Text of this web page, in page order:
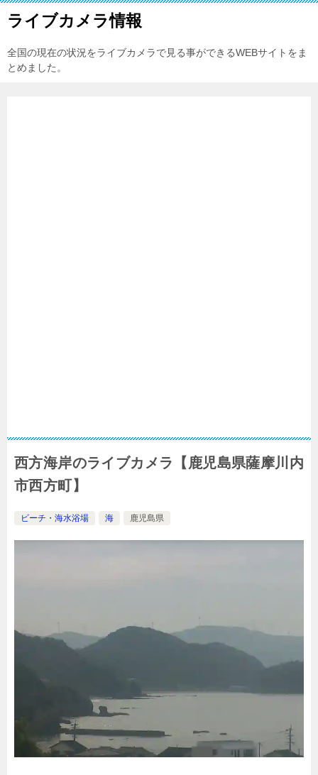
ライブカメラ情報
全国の現在の状況をライブカメラで見る事ができるWEBサイトをま
とめました。
西方海岸のライブカメラ【鹿児島県薩摩川内
市西方町】
ビーチ・海水浴場 海 鹿児島県